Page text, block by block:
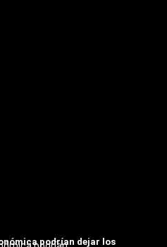
podrían dejar los